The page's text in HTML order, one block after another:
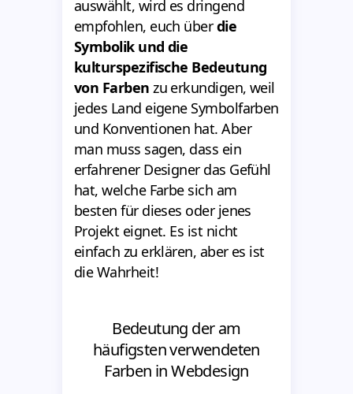
auswählt, wird es dringend
empfohlen, euch überdie
Symbolik und die
kulturspezifische Bedeutung
von Farben zu erkundigen, weil
jedes Land eigene Symbolfarben
und Konventionen hat. Aber
man muss sagen, dass ein
erfahrener Designer das Gefühl
hat, welche Farbe sich am
besten für dieses oder jenes
Projekt eignet. Es ist nicht
einfach zu erklären, aber es ist
die Wahrheit!
Bedeutung der am
häufigsten verwendeten
Farben in Webdesign